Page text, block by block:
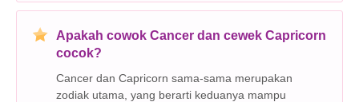
Cakra Jantung :Perak diyakini mempengaruhi cakra
Apakah cowok Cancer dan cewek Capricorn
cocok?
Cancer dan Capricorn sama-sama merupakan
zodiak utama, yang berarti keduanya mampu